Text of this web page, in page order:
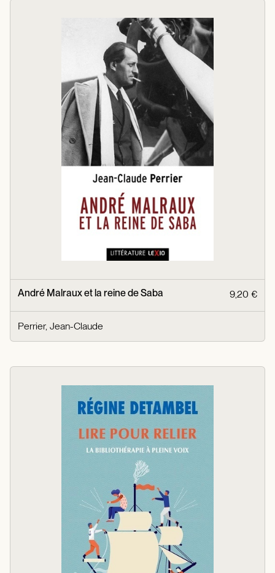
André Malraux et la reine de Saba 9,20 €
Perrier, Jean-Claude